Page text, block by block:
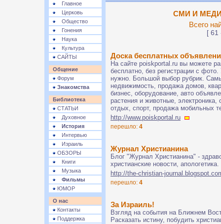
Главное
Церковь
Общество
Гонения
Наука
Культура
САЙТЫ
Общение
Форум
Знакомства
Библиотека
СТАТЬИ
Духовное
История
Интервью
Израиль
ОБЗОРЫ
Книги
Музыка
Фильмы
ЮМОР
О нас
Контакты
Поддержка
СМИ И
Всего
[ 61
Доска бесплатных
На сайте poiskportal.ru вы можете
бесплатно, без регистрации с
нужно. Большой выбор рубрик.
недвижимость, продажа домов,
бизнес, оборудование, авто
растения и животные,
отдых, спорт, продажа мобильных
http://www.poiskportal.ru
перешло: 4
Журнал Христианина
Блог "Журнал Христианина" -
христианские новости, апологетика.
http://the-christian-
перешло: 4
За Израиль!
Взгляд на события на Ближнем
Расказать истину, побудить